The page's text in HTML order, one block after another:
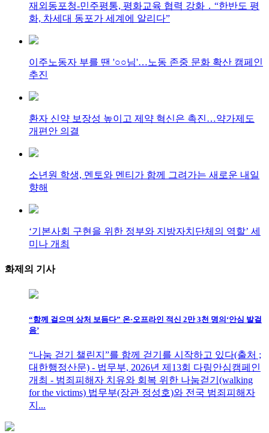
재외동포청-민주평통, 평화교육 협력 강화 ․ “한반도 평
화, 차세대 동포가 세계에 알리다”
이주노동자 부를 땐 '○○님'…노동 존중 문화 확산 캠페인
추진
환자 신약 보장성 높이고 제약 혁신은 촉진…약가제도
개편안 의결
소년원 학생, 멘토와 멘티가 함께 그려가는 새로운 내일
향해
‘기본사회 구현을 위한 정부와 지방자치단체의 역할’ 세
미나 개최
화제의 기사
“함께 걸으며 상처 보듬다” 온·오프라인 적신 2만 3천 명의‘안심 발걸
음’
“나눔 걷기 챌린지”를 함께 걷기를 시작하고 있다(출처 ;
대한행정산문) - 법무부, 2026년 제13회 다링안심캠페인
개최 - 범죄피해자 치유와 회복 위한 나눔걷기(walking
for the victims) 법무부(장관 정성호)와 전국 범죄피해자
지...